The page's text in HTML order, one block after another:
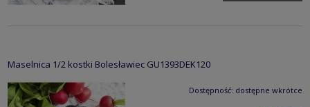
Maselnica 1/2 kostki Bolesławiec GU1393DEK120
Dostępność: dostępne wkrótce